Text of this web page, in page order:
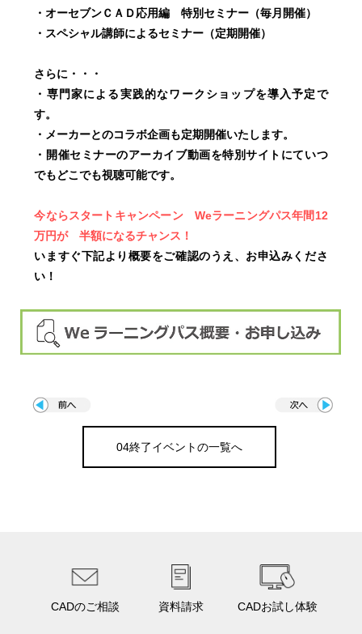
・オーセブンＣＡＤ応用編 特別セミナー（毎月開催）
・スペシャル講師によるセミナー（定期開催）
さらに・・・
・専門家による実践的なワークショップを導入予定で
す。
・メーカーとのコラボ企画も定期開催いたします。
・開催セミナーのアーカイブ動画を特別サイトにていつ
でもどこでも視聴可能です。
今ならスタートキャンペーン Weラーニングパス年間12
万円が 半額になるチャンス！
いますぐ下記より概要をご確認のうえ、お申込みくださ
い！
04終了イベントの一覧へ
CADのご相談 資料請求 CADお試し体験